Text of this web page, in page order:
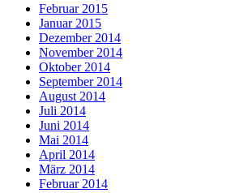
Februar 2015
Januar 2015
Dezember 2014
November 2014
Oktober 2014
September 2014
August 2014
Juli 2014
Juni 2014
Mai 2014
April 2014
März 2014
Februar 2014